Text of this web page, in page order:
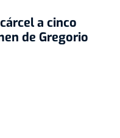
a cinco
de Gregorio